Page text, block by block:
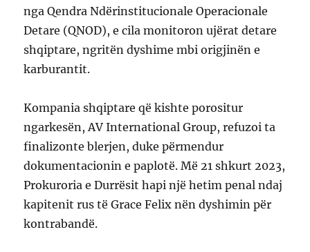
nga Qendra Ndërinstitucionale Operacionale
Detare (QNOD), e cila monitoron ujërat detare
shqiptare, ngritën dyshime mbi origjinën e
karburantit.
Kompania shqiptare që kishte porositur
ngarkesën, AV International Group, refuzoi ta
finalizonte blerjen, duke përmendur
dokumentacionin e paplotë. Më 21 shkurt 2023,
Prokuroria e Durrësit hapi një hetim penal ndaj
kapitenit rus të Grace Felix nën dyshimin për
kontrabandë.